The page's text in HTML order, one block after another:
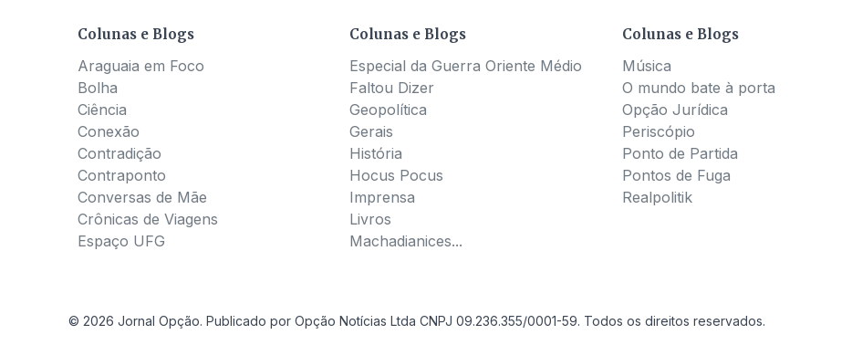
Colunas e Blogs
Araguaia em Foco
Bolha
Ciência
Conexão
Contradição
Contraponto
Conversas de Mãe
Crônicas de Viagens
Espaço UFG
Colunas e Blogs
Especial da Guerra Oriente Médio
Faltou Dizer
Geopolítica
Gerais
História
Hocus Pocus
Imprensa
Livros
Machadianices...
Colunas e Blogs
Música
O mundo bate à porta
Opção Jurídica
Periscópio
Ponto de Partida
Pontos de Fuga
Realpolitik
© 2026 Jornal Opção. Publicado por Opção Notícias Ltda CNPJ 09.236.355/0001-59. Todos os direitos reservados.